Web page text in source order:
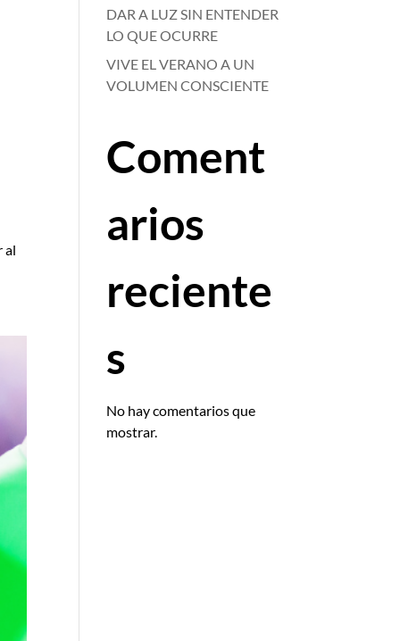
al
DAR A LUZ SIN ENTENDER
LO QUE OCURRE
VIVE EL VERANO A UN
VOLUMEN CONSCIENTE
Coment
arios
reciente
s
No hay comentarios que
mostrar.